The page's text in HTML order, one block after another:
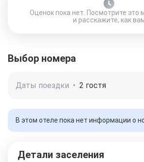
Оценок пока нет. Посмотрите это
и расскажите, как
Выбор номера
Даты поездки • 2 гостя
В этом отеле пока нет информации о
Детали заселения